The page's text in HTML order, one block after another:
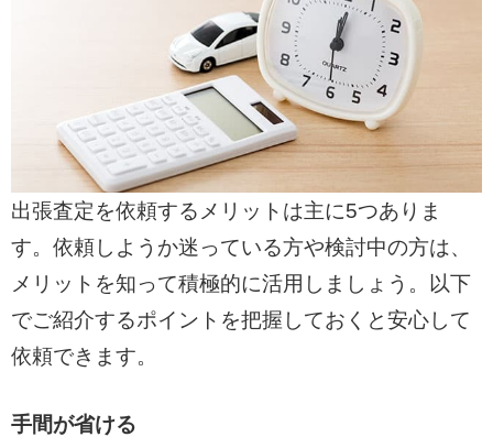
出張査定を依頼するメリットは主に5つありま
す。依頼しようか迷っている方や検討中の方は、
メリットを知って積極的に活用しましょう。以下
でご紹介するポイントを把握しておくと安心して
依頼できます。
手間が省ける